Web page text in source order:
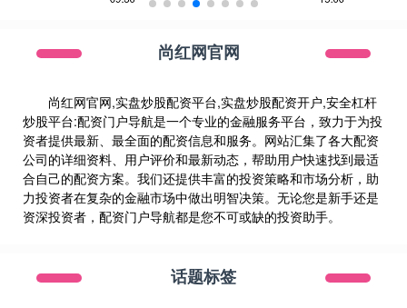
尚红网官网
尚红网官网,实盘炒股配资平台,实盘炒股配资开户,安全杠杆
炒股平台:配资门户导航是一个专业的金融服务平台，致力于为投
资者提供最新、最全面的配资信息和服务。网站汇集了各大配资
公司的详细资料、用户评价和最新动态，帮助用户快速找到最适
合自己的配资方案。我们还提供丰富的投资策略和市场分析，助
力投资者在复杂的金融市场中做出明智决策。无论您是新手还是
资深投资者，配资门户导航都是您不可或缺的投资助手。
话题标签